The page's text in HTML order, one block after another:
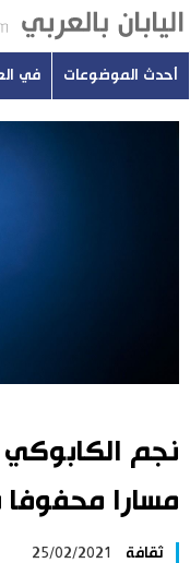
سياحة وسفر
اليابان في فيديو
أحدث الموضوعات في
نجم الكابوكي
مسارا محفوفا
ثقافة 25/02/2021